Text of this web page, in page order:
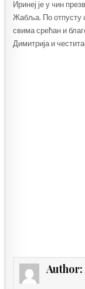
Иринеј је у чин
Жабља. По отпусту
свима срећан и
Димитрија и
Author: